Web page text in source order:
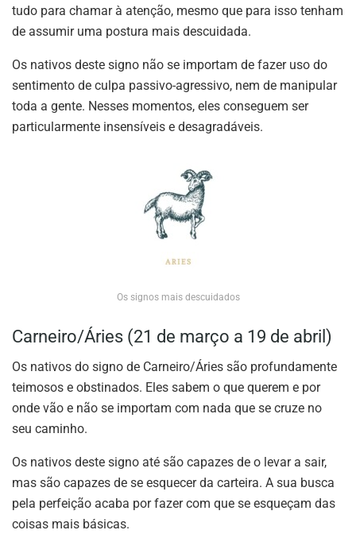
tudo para chamar à atenção, mesmo que para isso tenham
de assumir uma postura mais descuidada.
Os nativos deste signo não se importam de fazer uso do
sentimento de culpa passivo-agressivo, nem de manipular
toda a gente. Nesses momentos, eles conseguem ser
particularmente insensíveis e desagradáveis.
Os signos mais descuidados
Carneiro/Áries (21 de março a 19 de abril)
Os nativos do signo de Carneiro/Áries são profundamente
teimosos e obstinados. Eles sabem o que querem e por
onde vão e não se importam com nada que se cruze no
seu caminho.
Os nativos deste signo até são capazes de o levar a sair,
mas são capazes de se esquecer da carteira. A sua busca
pela perfeição acaba por fazer com que se esqueçam das
coisas mais básicas.